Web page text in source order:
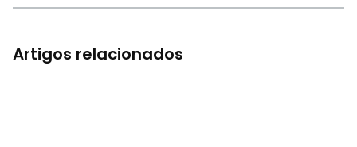
Artigos relacionados